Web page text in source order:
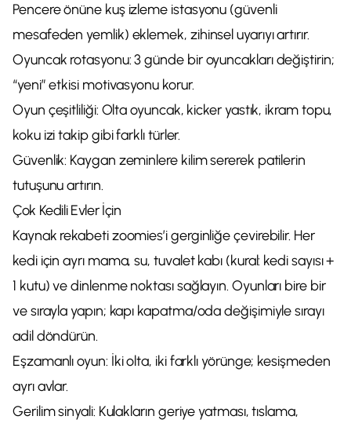
Pencere önüne kuş izleme istasyonu (güvenli
mesafeden yemlik) eklemek, zihinsel uyarıyı artırır.
Oyuncak rotasyonu: 3 günde bir oyuncakları değiştirin;
“yeni” etkisi motivasyonu korur.
Oyun çeşitliliği: Olta oyuncak, kicker yastık, ikram topu,
koku izi takip gibi farklı türler.
Güvenlik: Kaygan zeminlere kilim sererek patilerin
tutuşunu artırın.
Çok Kedili Evler İçin
Kaynak rekabeti zoomies’i gerginliğe çevirebilir. Her
kedi için ayrı mama, su, tuvalet kabı (kural: kedi sayısı +
1 kutu) ve dinlenme noktası sağlayın. Oyunları bire bir
ve sırayla yapın; kapı kapatma/oda değişimiyle sırayı
adil döndürün.
Eşzamanlı oyun: İki olta, iki farklı yörünge; kesişmeden
ayrı avlar.
Gerilim sinyali: Kulakların geriye yatması, tıslama,